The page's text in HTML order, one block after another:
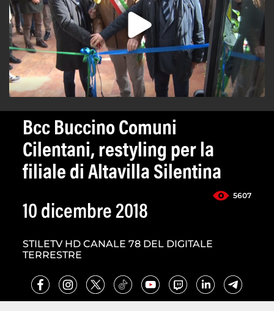
Bcc Buccino Comuni
Cilentani, restyling per la
filiale di Altavilla Silentina
5607
10 dicembre 2018
STILETV HD CANALE 78 DEL DIGITALE
TERRESTRE